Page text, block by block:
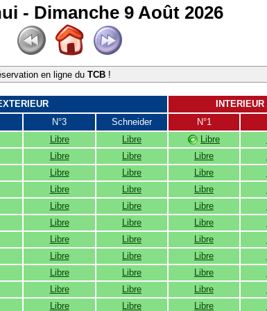
- Dimanche 9 Août 2026
en ligne du TCB !
INTERIEUR
N°3 Schneider N°1
Libre Libre Libre
Libre Libre Libre
Libre Libre Libre
Libre Libre Libre
Libre Libre Libre
Libre Libre Libre
Libre Libre Libre
Libre Libre Libre
Libre Libre Libre
Libre Libre Libre
Libre Libre Libre